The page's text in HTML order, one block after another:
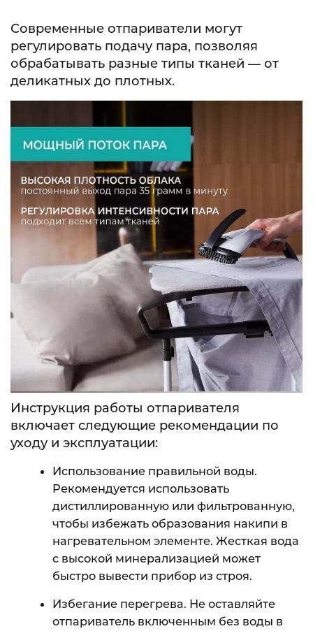
Современные отпариватели могут
регулировать подачу пара, позволяя
обрабатывать разные типы тканей — от
деликатных до плотных.
Инструкция работы отпаривателя
включает следующие рекомендации по
уходу и эксплуатации:
Использование правильной воды.
Рекомендуется использовать
дистиллированную или фильтрованную,
чтобы избежать образования накипи в
нагревательном элементе. Жесткая вода
с высокой минерализацией может
быстро вывести прибор из строя.
Избегание перегрева. Не оставляйте
отпариватель включенным без воды в